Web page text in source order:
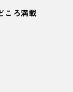
ころ満載